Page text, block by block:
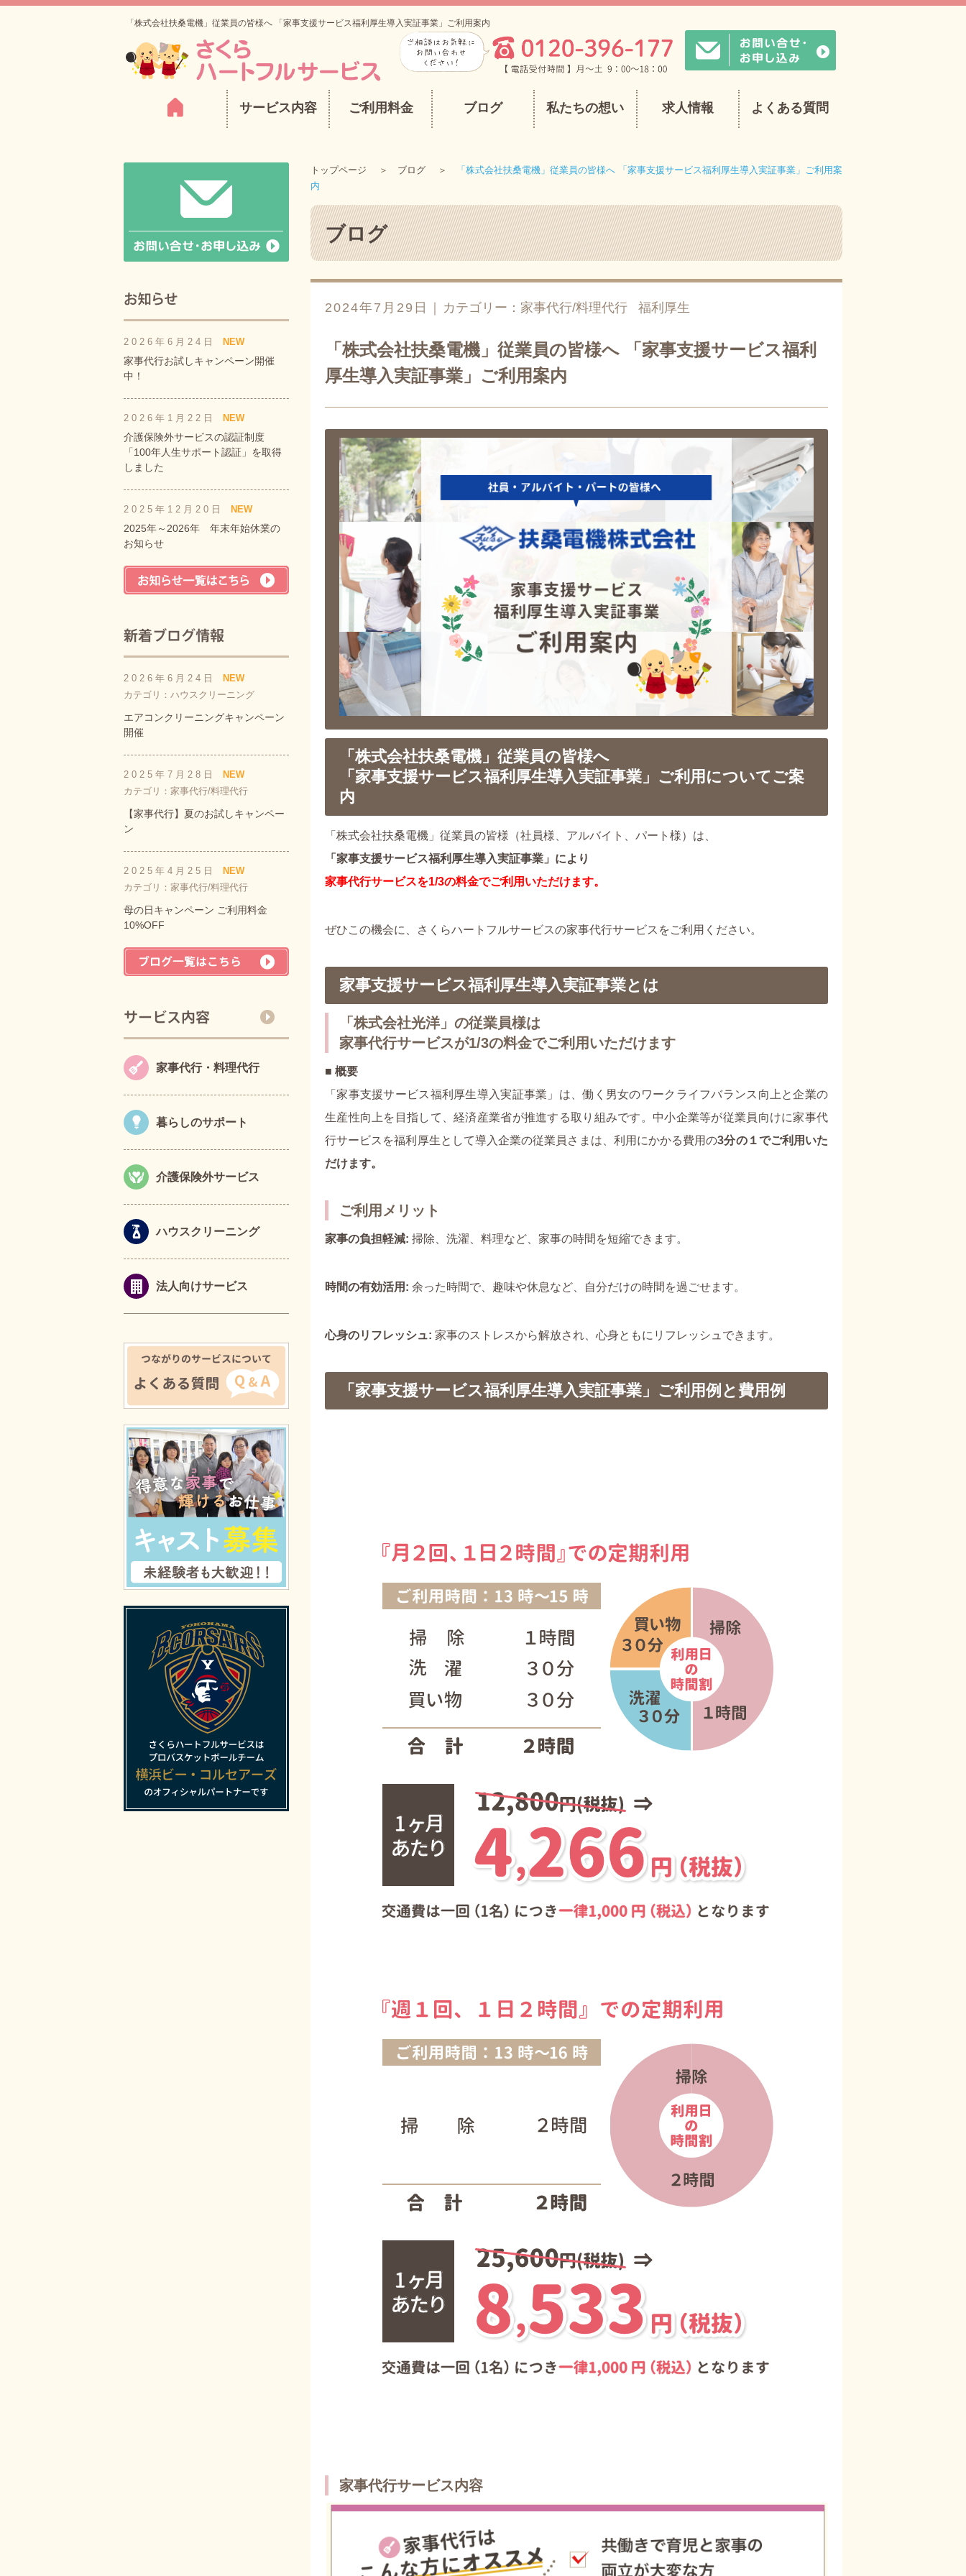
「株式会社扶桑電機」従業員の皆様へ 「家事支援サービス福利厚生導入実証事業」ご利用案内
サービス内容 ご利用料金 ブログ 私たちの想い 求人情報 よくある質問
トップページ ブログ
「株式会社扶桑電機」従業員の皆様へ 「家事支援サービス福利厚生導入実証事業」ご利用案
内
ブログ
2024年7月29日｜ カテゴリー： 家事代行/料理代行 福利厚生
「株式会社扶桑電機」従業員の皆様へ 「家事支援サービス福利
厚生導入実証事業」ご利用案内
「株式会社扶桑電機」従業員の皆様へ
「家事支援サービス福利厚生導入実証事業」ご利用についてご案
内
「株式会社扶桑電機」従業員の皆様（社員様、アルバイト、パート様）は、
「家事支援サービス福利厚生導入実証事業」により
家事代行サービスを1/3の料金でご利用いただけます。
ぜひこの機会に、さくらハートフルサービスの家事代行サービスをご利用ください。
家事支援サービス福利厚生導入実証事業とは
「株式会社光洋」 の従業員様は
家事代行サービスが1/3の料金でご利用いただけます
■ 概要
「家事支援サービス福利厚生導入実証事業」は、働く男女のワークライフバランス向上と企業の
生産性向上を目指して、経済産業省が推進する取り組みです。中小企業等が従業員向けに家事代
行サービスを福利厚生として導入企業の従業員さまは、利用にかかる費用の3分の１でご利用いた
だけます。
ご利用メリット
家事の負担軽減: 掃除、洗濯、料理など、家事の時間を短縮できます。
時間の有効活用: 余った時間で、趣味や休息など、自分だけの時間を過ごせます。
心身のリフレッシュ: 家事のストレスから解放され、心身ともにリフレッシュできます。
「家事支援サービス福利厚生導入実証事業」ご利用例と費用例
家事代行サービス内容
2026年6月24日 NEW
家事代行お試しキャンペーン開催
中！
2026年1月22日 NEW
介護保険外サービスの認証制度
「100年人生サポート認証」を取得
しました
2025年12月20日 NEW
2025年～2026年 年末年始休業の
お知らせ
2026年6月24日
NEW
カテゴリ：ハウスクリーニング
エアコンクリーニングキャンペーン
開催
2025年7月28日
NEW
カテゴリ：家事代行/料理代行
【家事代行】夏のお試しキャンペー
ン
2025年4月25日
NEW
カテゴリ：家事代行/料理代行
母の日キャンペーン ご利用料金
10%OFF
家事代行・料理代行
暮らしのサポート
介護保険外サービス
ハウスクリーニング
法人向けサービス